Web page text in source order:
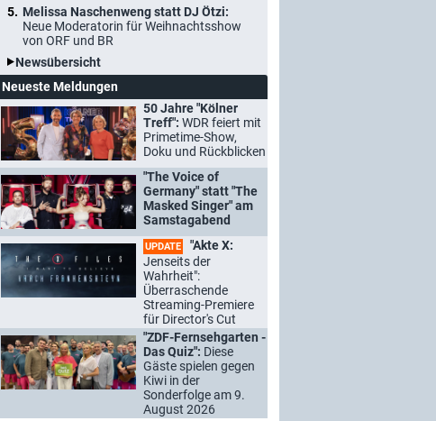
Melissa Naschenweng statt DJ Ötzi:
Neue Moderatorin für Weihnachtsshow
von ORF und BR
Newsübersicht
Neueste Meldungen
50 Jahre "Kölner
Treff": WDR feiert mit
Primetime-Show,
Doku und Rückblicken
"The Voice of
Germany" statt "The
Masked Singer" am
Samstagabend
UPDATE
"Akte X:
Jenseits der
Wahrheit":
Überraschende
Streaming-Premiere
für Director's Cut
"ZDF-Fernsehgarten -
Das Quiz": Diese
Gäste spielen gegen
Kiwi in der
Sonderfolge am 9.
August 2026